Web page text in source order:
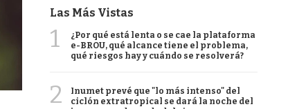
Las Más Vistas
1
¿Por qué está lenta o se cae la plataforma
e-BROU, qué alcance tiene el problema,
qué riesgos hay y cuándo se resolverá?
2
Inumet prevé que "lo más intenso" del
ciclón extratropical se dará la noche del